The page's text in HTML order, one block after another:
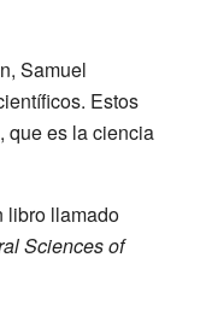
Samuel
Estos
, que es la ciencia
libro llamado
Sciences of